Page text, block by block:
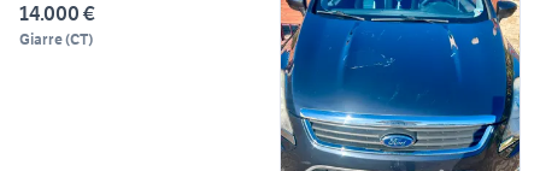
14.000 €
Giarre(CT)